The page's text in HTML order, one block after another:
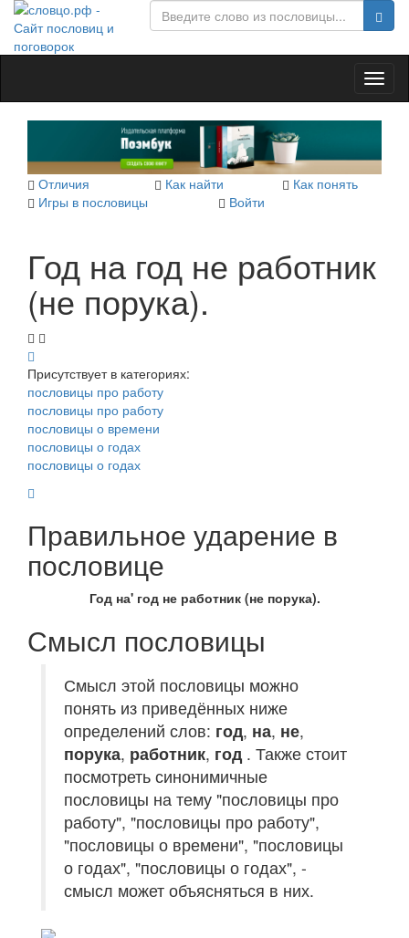
Отличия Как найти
Как понять
Игры в пословицы
Войти
Год на год не работник
(не порука).
Присутствует в категориях:
пословицы про работу
пословицы про работу
пословицы о времени
пословицы о годах
пословицы о годах
Правильное ударение в
пословице
Год на' год не работник (не порука).
Смысл пословицы
Смысл этой пословицы можно
понять из приведённых ниже
определений слов: год, на, не,
порука, работник, год . Также стоит
посмотреть синонимичные
пословицы на тему "пословицы про
работу", "пословицы про работу",
"пословицы о времени", "пословицы
о годах", "пословицы о годах", -
смысл может объясняться в них.